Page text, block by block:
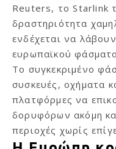
Reuters, το Starlink
δραστηριότητα
ενδέχεται να
ευρωπαϊκού
Το συγκεκριμένο
συσκευές, οχήματα
πλατφόρμες να
δορυφόρων ακόμη
περιοχές χωρίς